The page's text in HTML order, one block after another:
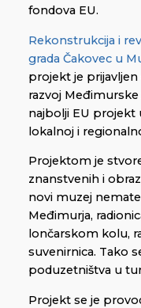
fondova EU.
Rekonstrukcija i
grada Čakovec u
projekt je
razvoj
najbolji EU
lokalnoj i
Projektom je
znanstvenih i
novi muzej
Međimurja,
lončarskom kolu,
suvenirnica. Tako
poduzetništva u
Projekt se je